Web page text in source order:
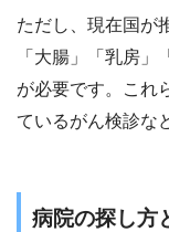
ただし、現在国が
「大腸」「乳房
が必要です。これ
ているがん検診な
病院の探し方